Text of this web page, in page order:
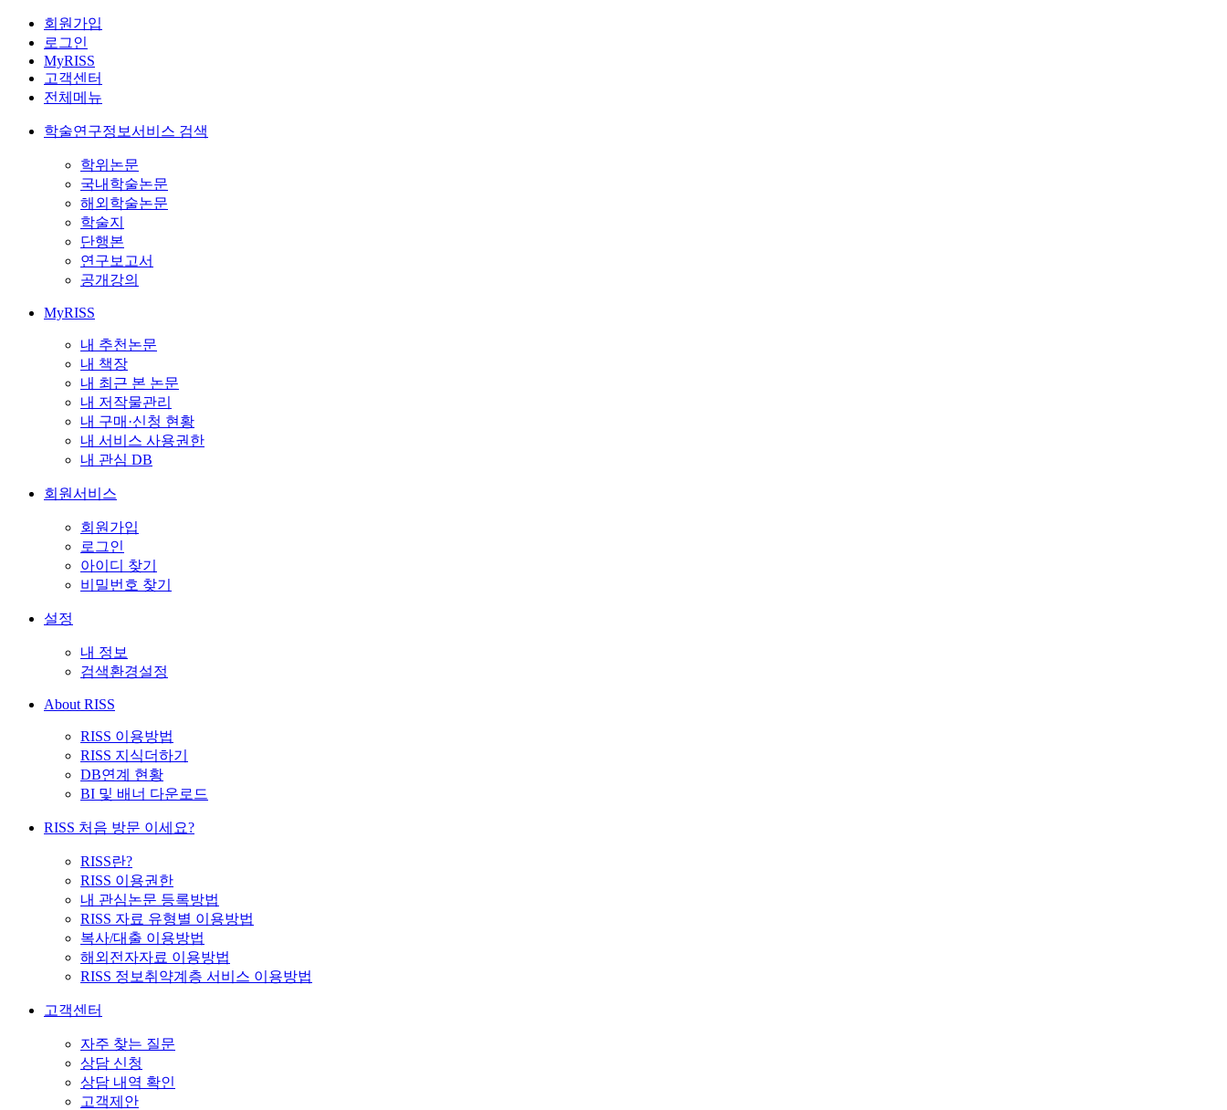
회원가입
로그인
MyRISS
고객센터
전체메뉴
학술연구정보서비스 검색
학위논문
국내학술논문
해외학술논문
학술지
단행본
연구보고서
공개강의
MyRISS
내 추천논문
내 책장
내 최근 본 논문
내 저작물관리
내 구매·신청 현황
내 서비스 사용권한
내 관심 DB
회원서비스
회원가입
로그인
아이디 찾기
비밀번호 찾기
설정
내 정보
검색환경설정
About RISS
RISS 이용방법
RISS 지식더하기
DB연계 현황
BI 및 배너 다운로드
RISS 처음 방문 이세요?
RISS란?
RISS 이용권한
내 관심논문 등록방법
RISS 자료 유형별 이용방법
복사/대출 이용방법
해외전자자료 이용방법
RISS 정보취약계층 서비스 이용방법
고객센터
자주 찾는 질문
상담 신청
상담 내역 확인
고객제안